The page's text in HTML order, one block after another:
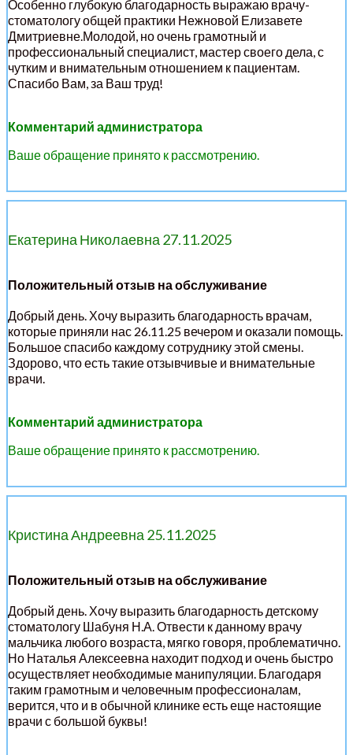
Особенно глубокую благодарность выражаю врачу-
стоматологу общей практики Нежновой Елизавете
Дмитриевне.Молодой, но очень грамотный и
профессиональный специалист, мастер своего дела, с
чутким и внимательным отношением к пациентам.
Спасибо Вам, за Ваш труд!
Комментарий администратора
Ваше обращение принято к рассмотрению.
Екатерина Николаевна 27.11.2025
Положительный отзыв на обслуживание
Добрый день. Хочу выразить благодарность врачам,
которые приняли нас 26.11.25 вечером и оказали помощь.
Большое спасибо каждому сотруднику этой смены.
Здорово, что есть такие отзывчивые и внимательные
врачи.
Комментарий администратора
Ваше обращение принято к рассмотрению.
Кристина Андреевна 25.11.2025
Положительный отзыв на обслуживание
Добрый день. Хочу выразить благодарность детскому
стоматологу Шабуня Н.А. Отвести к данному врачу
мальчика любого возраста, мягко говоря, проблематично.
Но Наталья Алексеевна находит подход и очень быстро
осуществляет необходимые манипуляции. Благодаря
таким грамотным и человечным профессионалам,
верится, что и в обычной клинике есть еще настоящие
врачи с большой буквы!